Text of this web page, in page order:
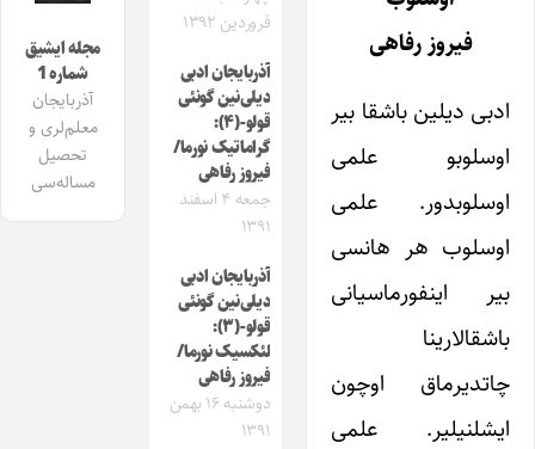
فیروز رفاهی
ادبی دیلین باشقا بیر
اوسلوبو علمی
اوسلوبدور. علمی
اوسلوب هر هانسی
بیر اینفورماسیانی
باشقالارینا
چاتدیرماق اوچون
ایشلنیلیر. علمی
فروردین ۱۳۹۲
آذربایجان ادبی
دیلی‌نین گونئی
قولو-(۴):
گراماتیک نورما/
فیروز رفاهی
جمعه ۴ اسفند
۱۳۹۱
آذربایجان ادبی
دیلی‌نین گونئی
قولو-(۳):
لئکسیک نورما/
فیروز رفاهی
دوشنبه ۱۶ بهمن
۱۳۹۱
مجله ایشیق
شماره 1
آذربایجان
معلم‌لری و
تحصیل
مساله‌سی